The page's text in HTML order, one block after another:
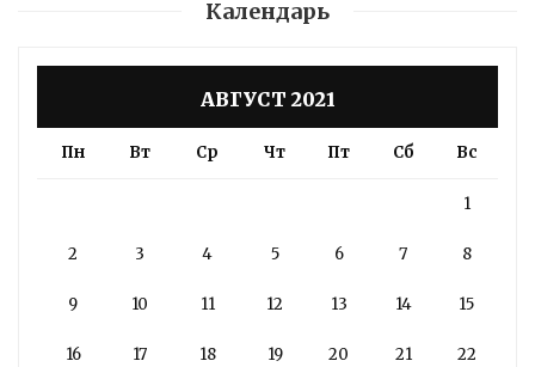
Календарь
АВГУСТ 2021
Пн Вт Ср Чт Пт Сб Вс
1
2 3 4 5 6 7 8
9 10 11 12 13 14 15
16 17 18 19 20 21 22